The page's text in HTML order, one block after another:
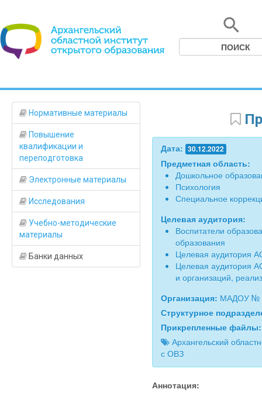
Нормативные материалы
Повышение
квалификации и
переподготовка
Электронные материалы
Исследования
Учебно-методические
материалы
Банки данных
Дата: 30.12.2022
Предметная область:
Дошкольное
Психология
Специальное
Целевая аудитория:
Воспитатели
образования
Целевая аудитория
Целевая аудитория
и организаций,
Организация: МАДОУ № 3
Структурное
Прикрепленные
Архангельский
с ОВЗ
Аннотация: